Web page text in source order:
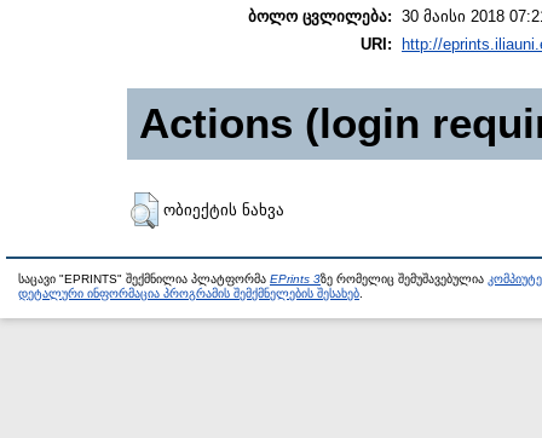
ბოლო ცვლილება: 30 მაისი 2018
URI:
http://
Actions (login
ობიექტის ნახვა
საცავი "EPRINTS" შექმნილია პლატფორმა EPrints 3ზე რომელიც შემუშავებულია
დეტალური ინფორმაცია პროგრამის შემქმნელების შესახებ